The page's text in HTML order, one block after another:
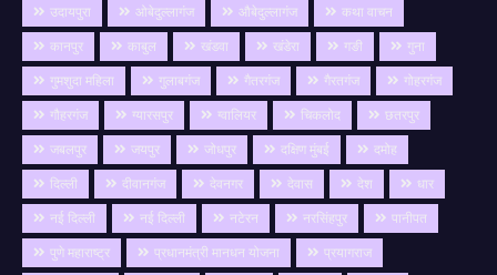
उदायपुरा
ओबेदुल्लागंज औबेदुल्लागंज
कथा वाचन
कानपुर
काबुल खंडवा खंडेरा गङी
गुना
गुमशुदा महिला
गुलाबगंज गैतरगंज गैरतगंज
गोहरगंज
गौहरगंज
ग्यारसपुर ग्वालियर चिकलोद
छतरपुर
जबलपुर
जयपुर जोधपुर दक्षिण मुंबई
दमोह
दिल्ली
दीवानगंज देवनगर देवास देश
धार
नई दिल्ली
नई दिल्ली नटेरन नरसिंहपुर
पानीपत
पुणे महाराष्ट्र
प्रधानमंत्री मानधन योजना
प्रयागराज